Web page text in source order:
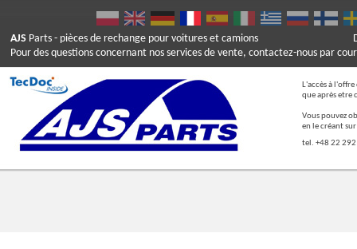
AJS Parts - pièces de rechange pour voitures et camions
Pour des questions concernant nos services de vente, contactez-nous par
L'accès à
que après etre
Vous pouvez
en le créant
tel. +48 22